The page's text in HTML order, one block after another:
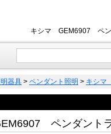
キシマ GEM6907 ペン
器具 > ペンダント照明 > キシ
ペンダン